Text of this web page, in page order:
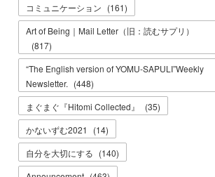
コミュニケーション (161)
Art of Being｜Mail Letter（旧：読むサプリ）
(817)
“The English version of YOMU-SAPULI”Weekly
Newsletter. (448)
まぐまぐ『Hitomi Collected』
(35)
かないずむ2021
(14)
自分を大切にする (140)